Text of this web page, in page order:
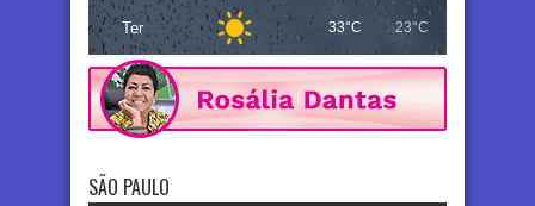
Ter 33°C 23°C
SÃO PAULO